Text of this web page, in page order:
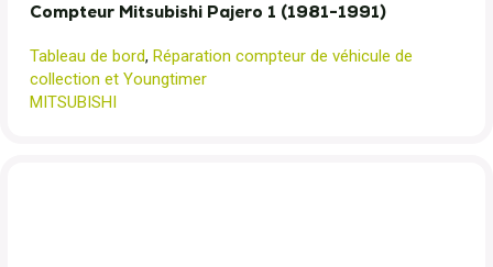
Compteur Mitsubishi Pajero 1 (1981-1991)
Tableau de bord, Réparation compteur de véhicule de
collection et Youngtimer
MITSUBISHI